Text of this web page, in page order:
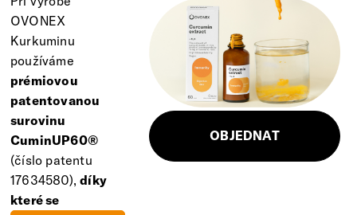
OVONEX
Kurkuminu
používáme
prémiovou
patentovanou
surovinu
CuminUP60®
(číslo patentu
17634580),díky
které se
OBJEDNAT